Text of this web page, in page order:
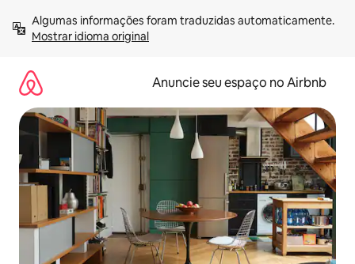
para
Mostrar idioma original
Anuncie seu espaço no Airbnb